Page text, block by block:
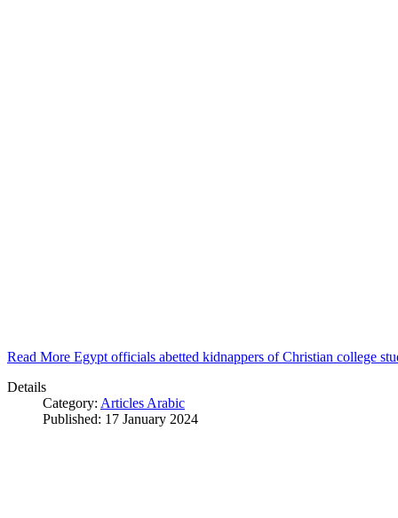
Read More Egypt officials abetted kidnappers of Christian college
Details
Category: Articles Arabic
Published: 17 January 2024